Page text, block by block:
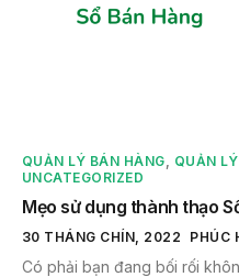
QUẢN LÝ BÁN HÀNG QUẢN
UNCATEGORIZED
Mẹo sử dụng thành thạo
30 THÁNG CHÍN, 2022 PHÚC
Có phải bạn đang bối rối